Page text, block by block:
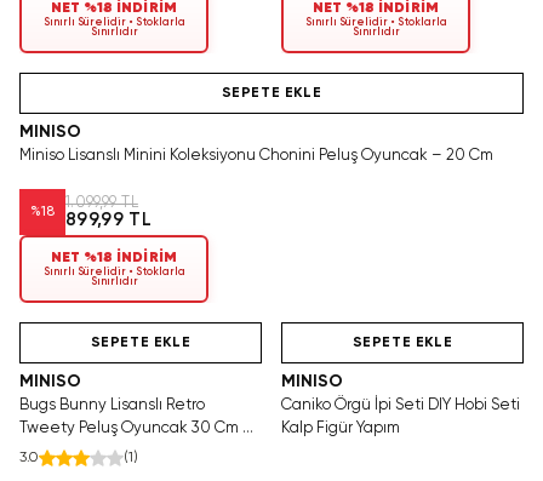
NET %18 İNDİRİM
Sınırlı Sürelidir • Stoklarla
Sınırlıdır
NET %18 İNDİRİM
Sınırlı Sürelidir • Stoklarla
Sınırlıdır
SEPETE EKLE
MINISO
Miniso Lisanslı Minini Koleksiyonu Chonini Peluş Oyuncak – 20 Cm
%18
1.099,99 TL
899,99 TL
NET %18 İNDİRİM
Sınırlı Sürelidir • Stoklarla
Sınırlıdır
SEPETE EKLE
MINISO
Bugs Bunny Lisanslı Retro
Tweety Peluş Oyuncak 30 Cm –
Oturan Tasarım
3.0 (1 )
SEPETE EKLE
MINISO
Caniko Örgü İpi Seti DIY Hobi Seti
Kalp Figür Yapım